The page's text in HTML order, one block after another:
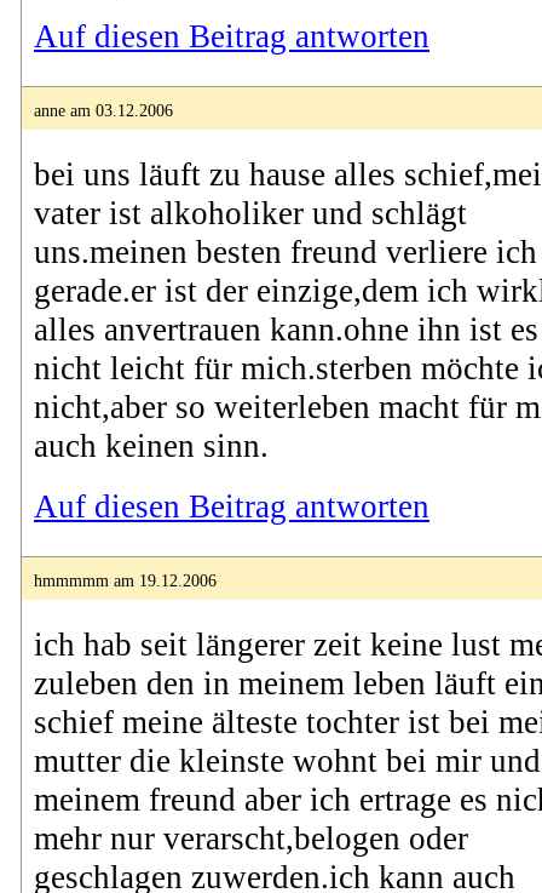
Auf diesen Beitrag antworten
anne am 03.12.2006
bei uns läuft zu hause alles
vater ist alkoholiker und schlägt
uns.meinen besten freund verliere ich
gerade.er ist der einzige,dem ich
alles anvertrauen kann.ohne ihn ist es
nicht leicht für mich.sterben möchte
nicht,aber so weiterleben macht für
auch keinen sinn.
Auf diesen Beitrag antworten
hmmmmm am 19.12.2006
ich hab seit längerer zeit keine lust
zuleben den in meinem leben läuft
schief meine älteste tochter ist bei
mutter die kleinste wohnt bei mir und
meinem freund aber ich ertrage es
mehr nur verarscht,belogen oder
geschlagen zuwerden.ich kann auch